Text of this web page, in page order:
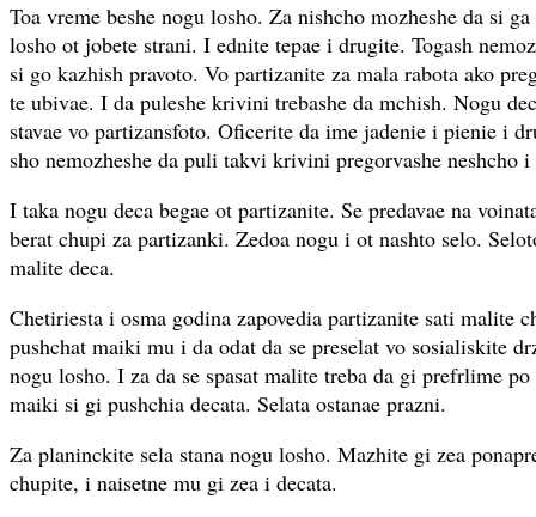
Toa vreme beshe nogu losho. Za nishcho mozheshe da si
losho ot jobete strani. I ednite tepae i drugite. Togash
si go kazhish pravoto. Vo partizanite za mala rabota ako
te ubivae. I da puleshe krivini trebashe da mchish. Nogu
stavae vo partizansfoto. Oficerite da ime jadenie i pienie i
sho nemozheshe da puli takvi krivini pregorvashe neshcho
I taka nogu deca begae ot partizanite. Se predavae na
berat chupi za partizanki. Zedoa nogu i ot nashto selo.
malite deca.
Chetiriesta i osma godina zapovedia partizanite sati malite
pushchat maiki mu i da odat da se preselat vo sosialiskite
nogu losho. I za da se spasat malite treba da gi prefrlime
maiki si gi pushchia decata. Selata ostanae prazni.
Za planinckite sela stana nogu losho. Mazhite gi zea
chupite, i naisetne mu gi zea i decata.